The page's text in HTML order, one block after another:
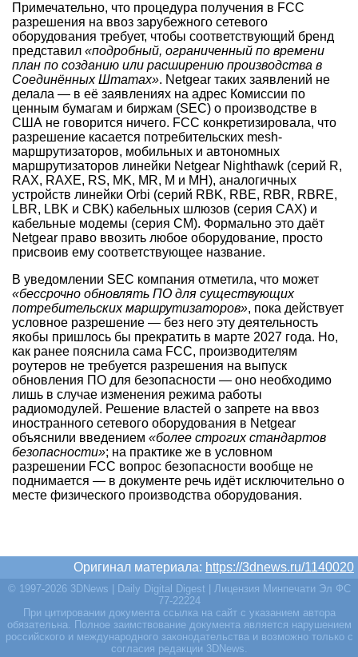
Примечательно, что процедура получения в FCC
разрешения на ввоз зарубежного сетевого
оборудования требует, чтобы соответствующий бренд
представил «подробный, ограниченный по времени
план по созданию или расширению производства в
Соединённых Штатах». Netgear таких заявлений не
делала — в её заявлениях на адрес Комиссии по
ценным бумагам и биржам (SEC) о производстве в
США не говорится ничего. FCC конкретизировала, что
разрешение касается потребительских mesh-
маршрутизаторов, мобильных и автономных
маршрутизаторов линейки Netgear Nighthawk (серий R,
RAX, RAXE, RS, MK, MR, M и MH), аналогичных
устройств линейки Orbi (серий RBK, RBE, RBR, RBRE,
LBR, LBK и CBK) кабельных шлюзов (серия CAX) и
кабельные модемы (серия CM). Формально это даёт
Netgear право ввозить любое оборудование, просто
присвоив ему соответствующее название.
В уведомлении SEC компания отметила, что может
«бессрочно обновлять ПО для существующих
потребительских маршрутизаторов», пока действует
условное разрешение — без него эту деятельность
якобы пришлось бы прекратить в марте 2027 года. Но,
как ранее пояснила сама FCC, производителям
роутеров не требуется разрешения на выпуск
обновления ПО для безопасности — оно необходимо
лишь в случае изменения режима работы
радиомодулей. Решение властей о запрете на ввоз
иностранного сетевого оборудования в Netgear
объяснили введением «более строгих стандартов
безопасности»; на практике же в условном
разрешении FCC вопрос безопасности вообще не
поднимается — в документе речь идёт исключительно о
месте физического производства оборудования.
Оригинал материала: https://3dnews.ru/1140020
© 1997-2026 3DNews | Daily Digital Digest | Лицензия Минпечати Эл ФС
77-22224
При цитировании документа ссылка на сайт с указанием автора
обязательна. Полное заимствование документа является нарушением
российского и международного законодательства и возможно только с
согласия редакции 3DNews.